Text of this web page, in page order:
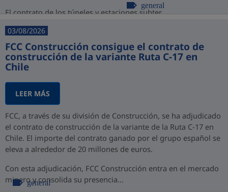
El contrato de los túneles y estaciones subter...
general
03/08/2026
FCC Construcción consigue el contrato de
construcción de la variante Ruta C-17 en
Chile
LEER MÁS
FCC, a través de su división de Construcción, se ha adjudicado
el contrato de construcción de la variante de la Ruta C-17 en
Chile. El importe del contrato ganado por el grupo español se
eleva a alrededor de 20 millones de euros.
Con esta adjudicación, FCC Construcción entra en el mercado
minero y consolida su presencia...
general